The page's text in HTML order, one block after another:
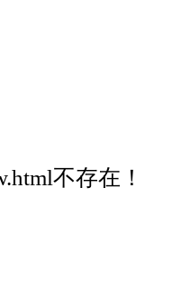
不存在！